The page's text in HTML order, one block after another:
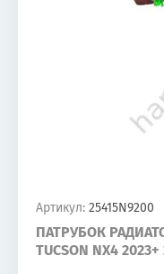
Артикул: 25415N9200
ПАТРУБОК
TUCSON NX4